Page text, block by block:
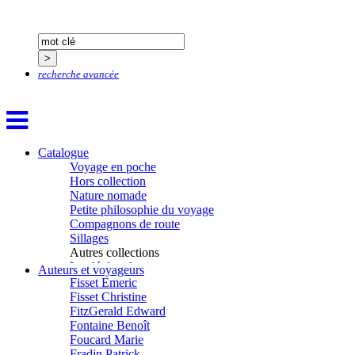
recherche avancée
Catalogue
Voyage en poche
Hors collection
Nature nomade
Petite philosophie du voyage
Compagnons de route
Sillages
Autres collections
La clé des champs
Chemins d’étoiles
Visions
Auteurs et voyageurs
Dectot de Christen Antoine
Dedet Christian
Degoul Franck
Delaunay Matthieu
Desprez Élise
Desprez Léopoldine
Devouassoux Philippe
Dubois-Tartacap Nicole
Ducret Nicolas
Dugast Stéphane
Dunbar Géraldine
Edwards Richard
Figueras Raymond
Fisset Émeric
Fisset Christine
FitzGerald Edward
Fontaine Benoît
Foucard Marie